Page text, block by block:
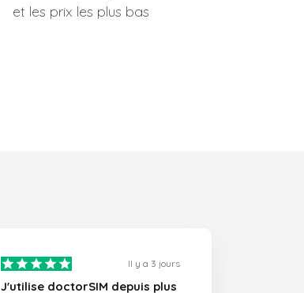
et les prix les plus bas
Il y a 3 jours
J'utilise doctorSIM depuis plus